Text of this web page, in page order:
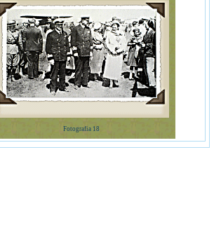
Fotografia 18